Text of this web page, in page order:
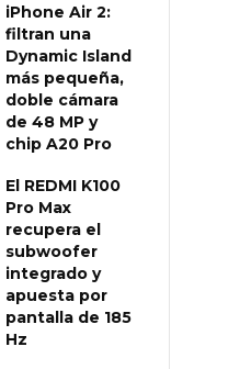
iPhone Air 2:
filtran una
Dynamic Island
más pequeña,
doble cámara
de 48 MP y
chip A20 Pro
El REDMI K100
Pro Max
recupera el
subwoofer
integrado y
apuesta por
pantalla de 185
Hz